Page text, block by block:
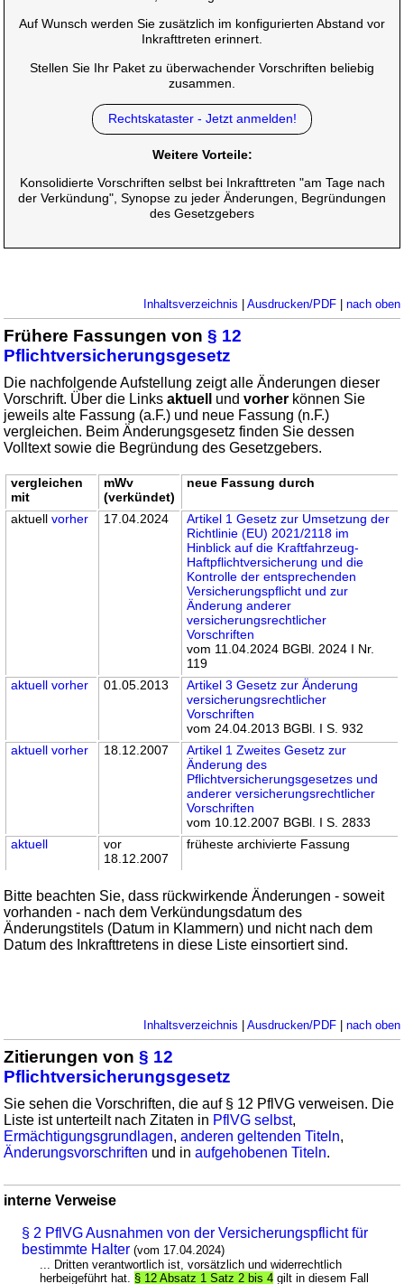
Auf Wunsch werden Sie zusätzlich im konfigurierten Abstand vor
Inkrafttreten erinnert.
Stellen Sie Ihr Paket zu überwachender Vorschriften beliebig
zusammen.
Rechtskataster - Jetzt anmelden!
Weitere Vorteile:
Konsolidierte Vorschriften selbst bei Inkrafttreten "am Tage nach
der Verkündung", Synopse zu jeder Änderungen, Begründungen
des Gesetzgebers
Inhaltsverzeichnis Ausdrucken/PDF| nach oben
Frühere Fassungen von§ 12
Pflichtversicherungsgesetz
Die nachfolgende Aufstellung zeigt alle Änderungen dieser
Vorschrift. Über die Linksaktuell undvorher können Sie
jeweils alte Fassung (a.F.) und neue Fassung (n.F.)
vergleichen. Beim Änderungsgesetz finden Sie dessen
Volltext sowie die Begründung des Gesetzgebers.
vergleichen
mit
mWv
(verkündet)
neue Fassung durch
aktuellvorher 17.04.2024
Artikel 1 Gesetz zur Umsetzung der
Richtlinie (EU) 2021/2118 im
Hinblick auf die Kraftfahrzeug-
Haftpflichtversicherung und die
Kontrolle der entsprechenden
Versicherungspflicht und zur
Änderung anderer
versicherungsrechtlicher
Vorschriften
vom 11.04.2024 BGBl. 2024 I Nr.
119
aktuell vorher 01.05.2013
Artikel 3 Gesetz zur Änderung
versicherungsrechtlicher
Vorschriften
vom 24.04.2013 BGBl. I S. 932
aktuell vorher 18.12.2007
Artikel 1 Zweites Gesetz zur
Änderung des
Pflichtversicherungsgesetzes und
anderer versicherungsrechtlicher
Vorschriften
vom 10.12.2007 BGBl. I S. 2833
aktuell
vor
18.12.2007
früheste archivierte Fassung
Bitte beachten Sie, dass rückwirkende Änderungen - soweit
vorhanden - nach dem Verkündungsdatum des
Änderungstitels (Datum in Klammern) und nicht nach dem
Datum des Inkrafttretens in diese Liste einsortiert sind.
Inhaltsverzeichnis Ausdrucken/PDF| nach oben
Zitierungen von§ 12
Pflichtversicherungsgesetz
Sie sehen die Vorschriften, die auf § 12 PflVG verweisen. Die
Liste ist unterteilt nach Zitaten in PflVG selbst,
Ermächtigungsgrundlagen,anderen geltenden Titeln,
Änderungsvorschriften und inaufgehobenen Titeln.
interne Verweise
§ 2 PflVG Ausnahmen von der Versicherungspflicht für
bestimmte Halter (vom 17.04.2024)
... Dritten verantwortlich ist, vorsätzlich und widerrechtlich
herbeigeführt hat. § 12 Absatz 1 Satz 2 bis 4 gilt in diesem Fall